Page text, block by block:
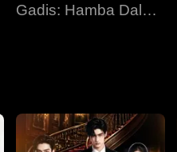
Gadis: Hamba Dalam